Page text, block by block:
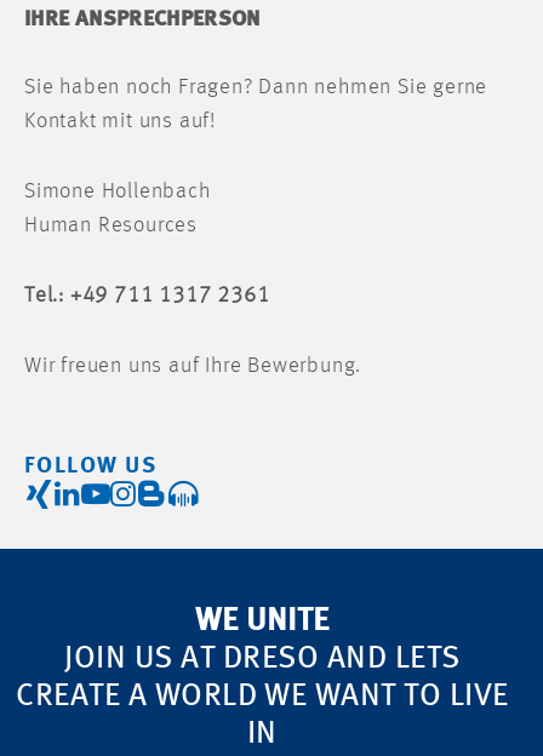
IHRE ANSPRECHPERSON
Sie haben noch Fragen? Dann nehmen Sie gerne
Kontakt mit uns auf!
Simone Hollenbach
Human Resources
Tel.: +49 711 1317 2361
Wir freuen uns auf Ihre Bewerbung.
FOLLOW US
WE UNITE
JOIN US AT DRESO AND LETS
CREATE A WORLD WE WANT TO LIVE
IN